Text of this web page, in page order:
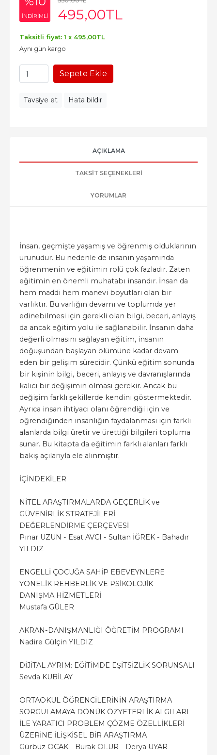
INDIRIMLI 495,00TL
Taksitli fiyat: 1 x 495,00TL
Aynı gün kargo
Sepete Ekle
Tavsiye et Hata bildir
AÇIKLAMA
TAKSIT SEÇENEKLERI
YORUMLAR
İnsan, geçmişte yaşamış ve öğrenmiş olduklarının
ürünüdür. Bu nedenle de insanın yaşamında
öğrenmenin ve eğitimin rolü çok fazladır. Zaten
eğitimin en önemli muhatabı insandır. İnsan da
hem maddi hem manevi boyutları olan bir
varlıktır. Bu varlığın devamı ve toplumda yer
edinebilmesi için gerekli olan bilgi, beceri, anlayış
da ancak eğitim yolu ile sağlanabilir. İnsanın daha
değerli olmasını sağlayan eğitim, insanın
doğuşundan başlayan ölümüne kadar devam
eden bir gelişim sürecidir. Çünkü eğitim sonunda
bir kişinin bilgi, beceri, anlayış ve davranışlarında
kalıcı bir değişimin olması gerekir. Ancak bu
değişim farklı şekillerde kendini göstermektedir.
Ayrıca insan ihtiyacı olanı öğrendiği için ve
öğrendiğinden insanlığın faydalanması için farklı
alanlarda bilgi üretir ve ürettiği bilgileri topluma
sunar. Bu kitapta da eğitimin farklı alanları farklı
bakış açılarıyla ele alınmıştır.
İÇİNDEKİLER
NİTEL ARAŞTIRMALARDA GEÇERLİK ve
GÜVENİRLİK STRATEJİLERİ
DEĞERLENDİRME ÇERÇEVESİ
Pınar UZUN - Esat AVCI - Sultan İĞREK - Bahadır
YILDIZ
ENGELLİ ÇOCUĞA SAHİP EBEVEYNLERE
YÖNELİK REHBERLİK VE PSİKOLOJİK
DANIŞMA HİZMETLERİ
Mustafa GÜLER
AKRAN-DANIŞMANLIĞI ÖĞRETİM PROGRAMI
Nadire Gülçin YILDIZ
DİJİTAL AYRIM: EĞİTİMDE EŞİTSİZLİK SORUNSALI
Sevda KUBİLAY
ORTAOKUL ÖĞRENCİLERİNİN ARAŞTIRMA
SORGULAMAYA DÖNÜK ÖZYETERLİK ALGILARI
İLE YARATICI PROBLEM ÇÖZME ÖZELLİKLERİ
ÜZERİNE İLİŞKİSEL BİR ARAŞTIRMA
Gürbüz OCAK - Burak OLUR - Derya UYAR